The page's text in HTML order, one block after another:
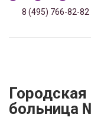
8 (495) 766-82-82
Городская
больница